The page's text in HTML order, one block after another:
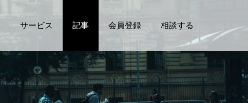
サービス 記事 会員登録 相談する